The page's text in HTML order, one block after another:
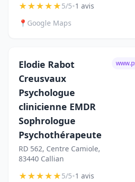
★★★★★5/5•1 avis
📍 Google Maps
Elodie Rabot
Creusvaux
Psychologue
clinicienne EMDR
Sophrologue
Psychothérapeute
RD 562, Centre Camiole,
83440 Callian
★★★★★5/5•1 avis